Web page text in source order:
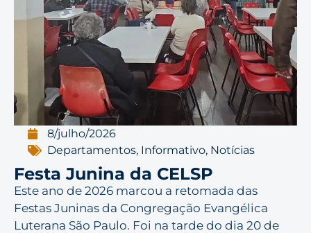
8/julho/2026
Departamentos, Informativo, Notícias
Festa Junina da CELSP
Este ano de 2026 marcou a retomada das
Festas Juninas da Congregação Evangélica
Luterana São Paulo. Foi na tarde do dia 20 de